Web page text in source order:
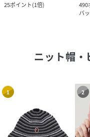
25ポイント(1倍)
490
バ
ニット帽・
1 2